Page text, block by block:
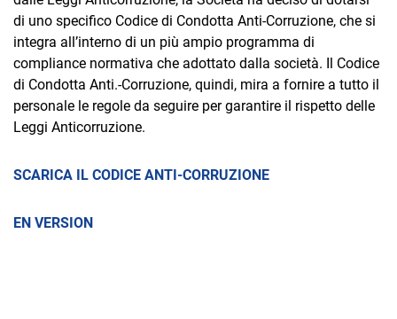
di uno specifico Codice di Condotta Anti-Corruzione, che si
integra all’interno di un più ampio programma di
compliance normativa che adottato dalla società. Il Codice
di Condotta Anti.-Corruzione, quindi, mira a fornire a tutto il
personale le regole da seguire per garantire il rispetto delle
Leggi Anticorruzione.
SCARICA IL CODICE ANTI-CORRUZIONE
EN VERSION